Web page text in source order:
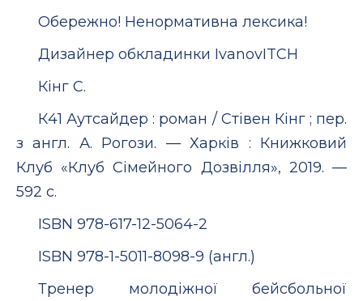
Обережно! Ненормативна лексика!
Дизайнер обкладинки IvanovITCH
Кінг С.
К41 Аутсайдер : роман / Стівен Кінг ; пер.
з англ. А. Рогози. — Харків : Книжковий
Клуб «Клуб Сімей­ного Дозвілля», 2019. —
592 с.
ISBN 978-617-12-5064-2
ISBN 978-1-5011-8098-9 (англ.)
Тренер молодіжної бейсбольної